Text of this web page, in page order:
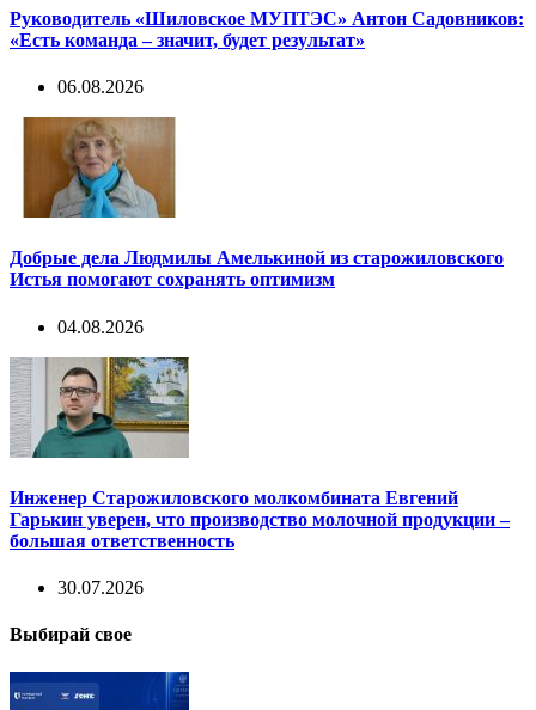
Руководитель «Шиловское МУПТЭС» Антон Садовников:
«Есть команда – значит, будет результат»
06.08.2026
Добрые дела Людмилы Амелькиной из старожиловского
Истья помогают сохранять оптимизм
04.08.2026
Инженер Старожиловского молкомбината Евгений
Гарькин уверен, что производство молочной продукции –
большая ответственность
30.07.2026
Выбирай свое